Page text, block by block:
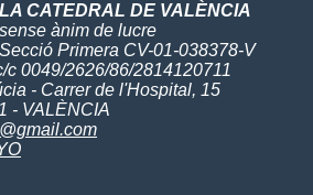
CATEDRAL DE VALÈNCIA
ànim de lucre
Primera CV-01-038378-V
c 0049/2626/86/2814120711
- Carrer de l'Hospital, 15
- VALÈNCIA